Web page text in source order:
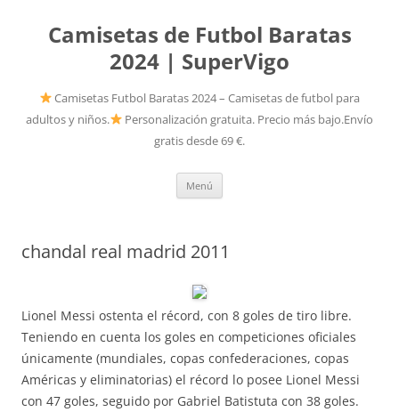
Camisetas de Futbol Baratas
2024 | SuperVigo
Camisetas Futbol Baratas 2024 – Camisetas de futbol para
adultos y niños.
Personalización gratuita. Precio más bajo.Envío
gratis desde 69 €.
Menú
chandal real madrid 2011
Lionel Messi ostenta el récord, con 8 goles de tiro libre.
Teniendo en cuenta los goles en competiciones oficiales
únicamente (mundiales, copas confederaciones, copas
Américas y eliminatorias) el récord lo posee Lionel Messi
con 47 goles, seguido por Gabriel Batistuta con 38 goles.